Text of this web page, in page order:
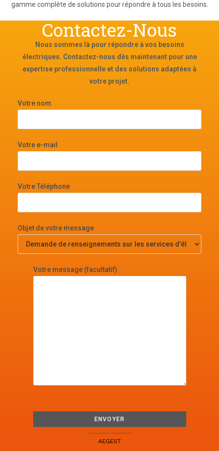
gamme complète de solutions pour répondre à tous les besoins.
Contactez-Nous
Nous sommes là pour répondre à vos besoins
électriques. Contactez-nous dès maintenant pour une
expertise professionnelle et des solutions adaptées à
votre projet.
Votre nom
Votre e-mail
Votre Téléphone
Objet de votre message
Votre message (facultatif)
AEGEST